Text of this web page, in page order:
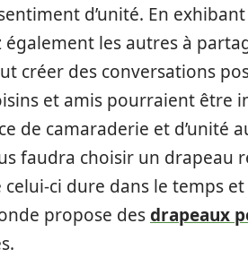
d’unité. En
les autres à
créer des conversations
et amis pourraient être
de camaraderie et d’unité
faudra choisir un drapeau
ci dure dans le temps
propose desdrapeaux